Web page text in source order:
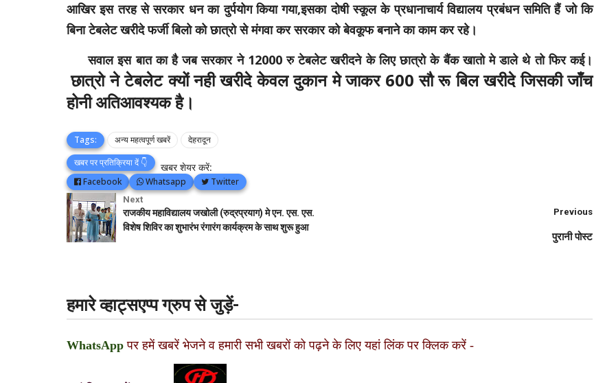
आखिर इस तरह से सरकार धन का दुर्पयोग किया गया,इसका दोषी स्कूल के प्रधानाचार्य विद्यालय प्रबंधन समिति हैं जो कि
बिना टेबलेट खरीदे फर्जी बिलो को छात्रो से मंगवा कर सरकार को बेवकूफ बनाने का काम कर रहे।
सवाल इस बात का है जब सरकार ने 12000 रु टेबलेट खरीदने के लिए छात्रो के बैंक खातो मे डाले थे तो फिर कई।
छात्रो ने टेबलेट क्यों नही खरीदे केवल दुकान मे जाकर 600 सौ रू बिल खरीदे जिसकी जाँच
होनी अतिआवश्यक है।
Tags: अन्य महत्वपूर्ण खबरें
देहरादून
खबर पर प्रतिक्रिया दें 👇
खबर शेयर करें:
Facebook Whatsapp Twitter
Next
राजकीय महाविद्यालय जखोली (रुद्रप्रयाग) मे एन. एस. एस.
विशेष शिविर का शुभारंभ रंगारंग कार्यक्रम के साथ शुरू हुआ
Previous
पुरानी पोस्ट
हमारे व्हाट्सएप्प ग्रुप से जुड़ें-
WhatsApp पर हमें खबरें भेजने व हमारी सभी खबरों को पढ़ने के लिए यहां लिंक पर क्लिक करें -